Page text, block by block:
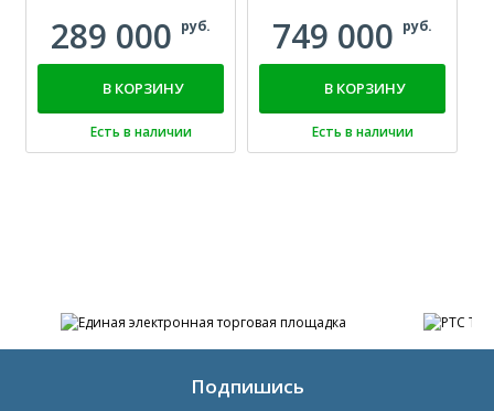
289 000 руб.
В КОРЗИНУ
Есть в наличии
749 000 руб.
В КОРЗИНУ
Есть в наличии
Подпишись